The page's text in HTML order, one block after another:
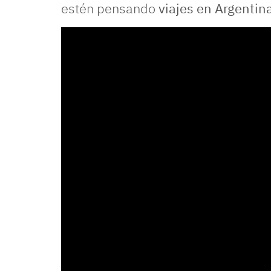
estén pensando viajes en